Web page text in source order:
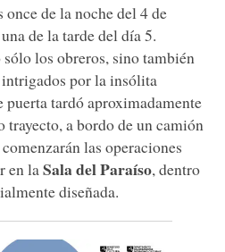
de la noche del 4 de
de la tarde del día 5.
los obreros, sino también
por la insólita
puerta tardó aproximadamente
trayecto, a bordo de un camión
las operaciones
en la Sala del Paraíso, dentro
diseñada.